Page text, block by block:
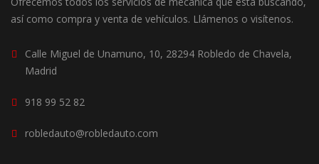
así como compra y venta de vehículos. Llámenos o visítenos.
Calle Miguel de Unamuno, 10, 28294 Robledo de Chavela,
Madrid
918 99 52 82
robledauto@robledauto.com